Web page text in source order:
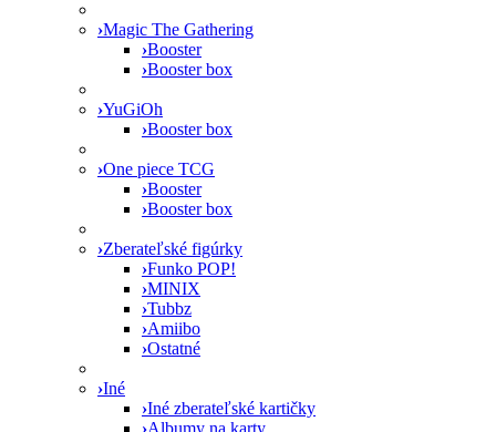
›Magic The Gathering
›Booster
›Booster box
›YuGiOh
›Booster box
›One piece TCG
›Booster
›Booster box
›Zberateľské figúrky
›Funko POP!
›MINIX
›Tubbz
›Amiibo
›Ostatné
›Iné
›Iné zberateľské kartičky
›Albumy na karty